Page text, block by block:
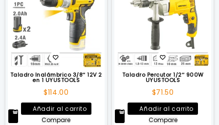
Taladro Inalámbrico 3/8″ 12V 2
en 1 UYUSTOOLS
$114.00
Añadir al carrito
Compare
Taladro Percutor 1/2″ 900W
UYUSTOOLS
$71.50
Añadir al carrito
Compare